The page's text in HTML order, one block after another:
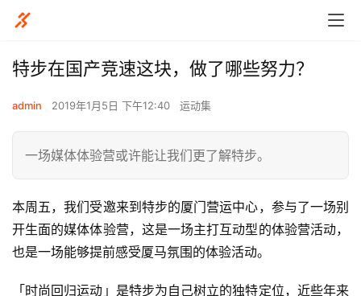
特步在国产竞速这块，做了哪些努力？
admin 2019年1月5日 下午12:40 运动集
一场媒体体验营或许能让我们更了解特步。
本周五，我们受邀来到特步的厦门营运中心，参与了一场别
开生面的媒体体验营，这是一场主打互动型的体验营活动，
也是一场能够提前感受厦马氛围的体验活动。
「时尚回归运动」是特步为自己树立的独特定位，近些年来